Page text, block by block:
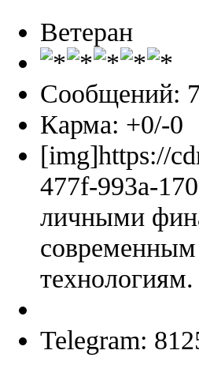
Ветеран
Сообщений:
Карма: +0/-0
[img]https://
477f-993a-
личными
Telegram: